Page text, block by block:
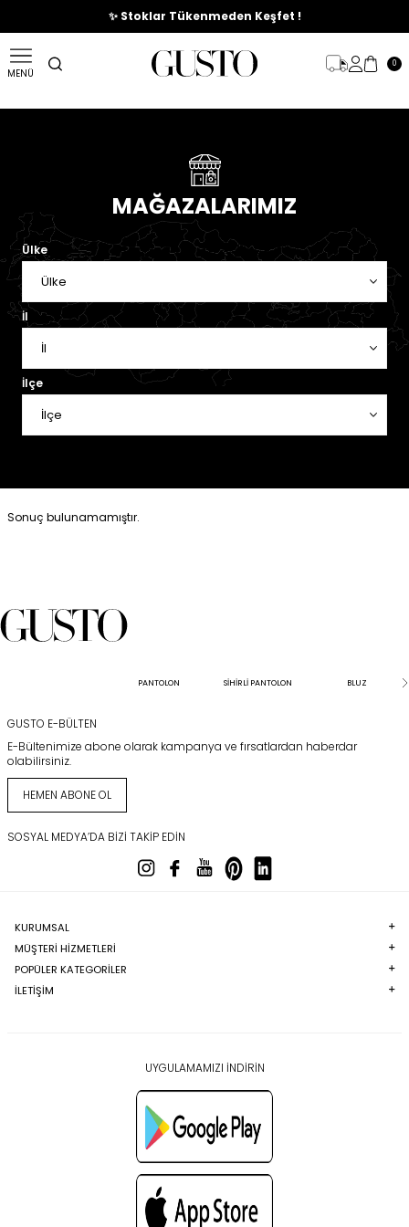
🎉%70'e Varan Büyük Yaz İndirim Başladı !
✨ Stoklar Tükenmeden Keşfet !
MENÜ
0
MAĞAZALARIMIZ
Ülke
İl
İlçe
Sonuç bulunamamıştır.
PANTOLON SİHİRLİ PANTOLON BLUZ
GUSTO E-BÜLTEN
E-Bültenimize abone olarak kampanya ve fırsatlardan haberdar
olabilirsiniz.
HEMEN ABONE OL
SOSYAL MEDYA’DA BIZI TAKIP EDIN
KURUMSAL
MÜŞTERI HIZMETLERI
POPÜLER KATEGORILER
İLETİŞİM
UYGULAMAMIZI İNDİRİN